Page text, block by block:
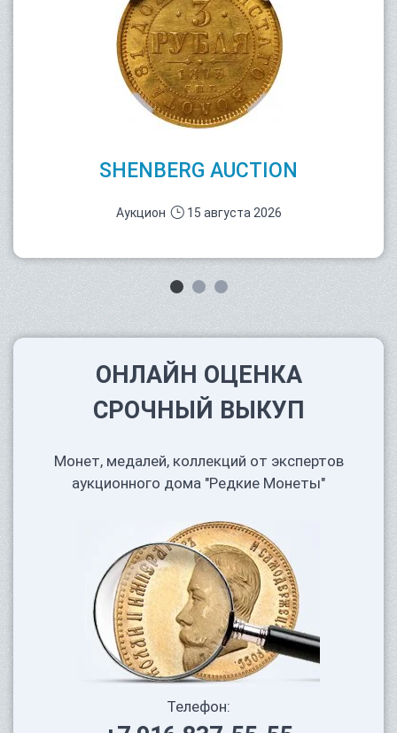
SHENBERG AUCTION
Аукцион 15 августа 2026
ОНЛАЙН ОЦЕНКА
СРОЧНЫЙ ВЫКУП
Монет, медалей, коллекций от экспертов
аукционного дома "Редкие Монеты"
Телефон: